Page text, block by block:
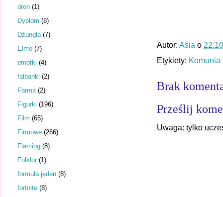
Autor: Asia o 22:10
Etykiety: Komunia
Brak
Prześlij
Uwaga: tylko
dron (1)
Dyplom (8)
Dżungla (7)
Elmo (7)
emotki (4)
falbanki (2)
Farma (2)
Figurki (196)
Film (65)
Firmowe (266)
Flaming (8)
Folklor (1)
formuła jeden (8)
fortnite (8)